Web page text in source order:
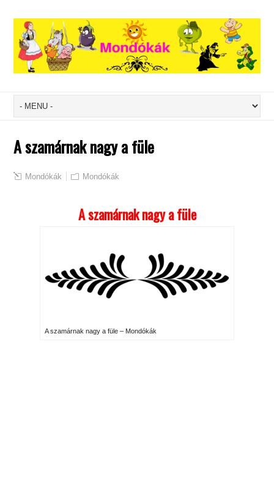
A szamárnak nagy a füle
Mondókák Mondókák
A szamárnak nagy a füle
A szamárnak nagy a füle – Mondókák